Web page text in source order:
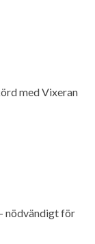
med Vixeran
nödvändigt för